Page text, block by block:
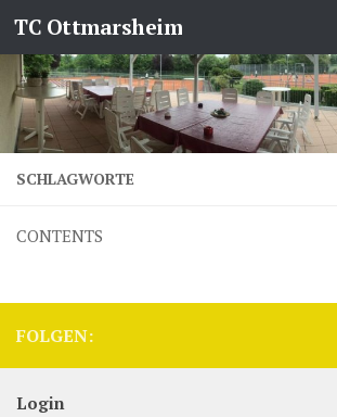
Zum Inhalt springen
TC Ottmarsheim
SCHLAGWORTE
CONTENTS
FOLGEN:
Login